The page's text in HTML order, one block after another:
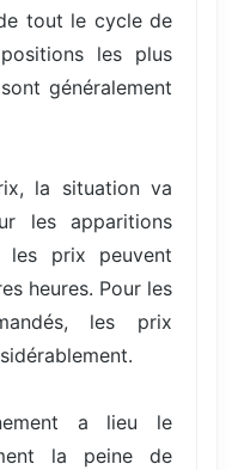
tout le cycle de
les plus
généralement
la situation va
les apparitions
les prix peuvent
heures. Pour les
les prix
a lieu le
la peine de